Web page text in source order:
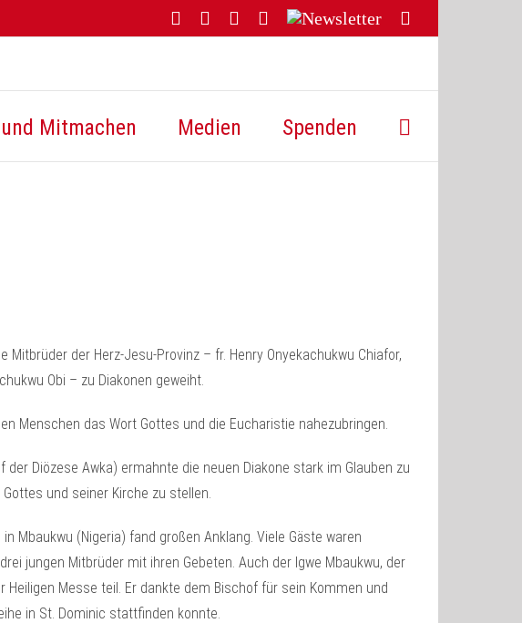
FacebookYouTubeInstagram
Threads
Newsletter
Mail
Mitmachen Medien Spenden
der Herz-Jesu-Provinz – fr. Henry Onyekachukwu Chiafor,
Obi – zu Diakonen geweiht.
Menschen das Wort Gottes und die Eucharistie nahezubringen.
der Diözese Awka) ermahnte die neuen Diakone stark im Glauben zu
und seiner Kirche zu stellen.
Mbaukwu (Nigeria) fand großen Anklang. Viele Gäste waren
jungen Mitbrüder mit ihren Gebeten. Auch der Igwe Mbaukwu, der
Heiligen Messe teil. Er dankte dem Bischof für sein Kommen und
in St. Dominic stattfinden konnte.